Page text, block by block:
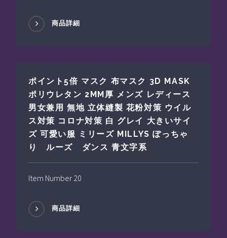
商品詳細
ポイント5倍 マスク 布マスク 3D MASK
ポリウレタン 2MM厚 メンズ レディース
男女兼用 無地 立体縫製 花粉対策 ウイル
ス対策 コロナ対策 白 グレイ 大きいサイ
ズ 可愛い服 ミリーズ MILLYS ぽっちゃ
り ルーズ ダンス 青文字系
Item Number 20
商品詳細